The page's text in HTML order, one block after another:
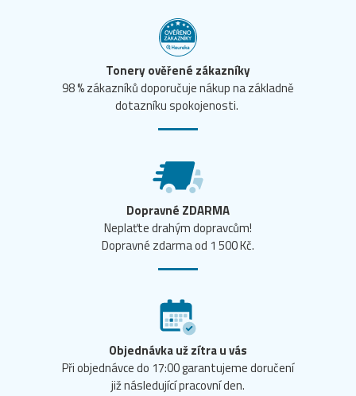
Tonery ověřené zákazníky
98 % zákazníků doporučuje nákup na základně
dotazníku spokojenosti.
Dopravné ZDARMA
Neplaťte drahým dopravcům!
Dopravné zdarma od 1 500 Kč.
Objednávka už zítra u vás
Při objednávce do 17:00 garantujeme doručení
již následující pracovní den.